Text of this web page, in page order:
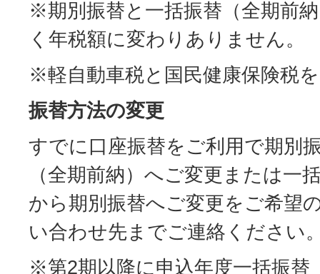
※期別振替と一括振替（全期前
く年税額に変わりありません。
※軽自動車税と国民健康保険税
振替方法の変更
すでに口座振替をご利用で期別
（全期前納）へご変更または一
から期別振替へご変更をご希望
い合わせ先までご連絡ください
※第2期以降に申込年度一括振替